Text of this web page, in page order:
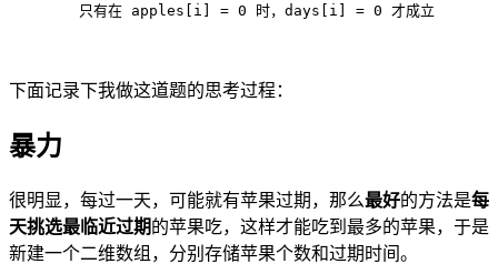
只有在 apples[i] = 0 时，days[i] = 0 才成立
下面记录下我做这道题的思考过程：
暴力
很明显，每过一天，可能就有苹果过期，那么最好的方法是每
天挑选最临近过期的苹果吃，这样才能吃到最多的苹果，于是
新建一个二维数组，分别存储苹果个数和过期时间。